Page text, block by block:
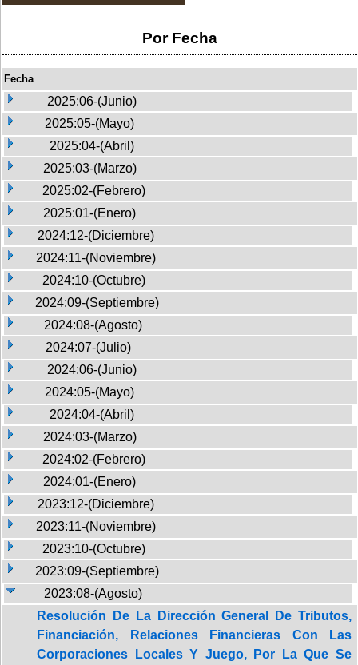
Por Fecha
Fecha
2025:06-(Junio)
2025:05-(Mayo)
2025:04-(Abril)
2025:03-(Marzo)
2025:02-(Febrero)
2025:01-(Enero)
2024:12-(Diciembre)
2024:11-(Noviembre)
2024:10-(Octubre)
2024:09-(Septiembre)
2024:08-(Agosto)
2024:07-(Julio)
2024:06-(Junio)
2024:05-(Mayo)
2024:04-(Abril)
2024:03-(Marzo)
2024:02-(Febrero)
2024:01-(Enero)
2023:12-(Diciembre)
2023:11-(Noviembre)
2023:10-(Octubre)
2023:09-(Septiembre)
2023:08-(Agosto)
Resolución De La Dirección General De Tributos,
Financiación, Relaciones Financieras Con Las
Corporaciones Locales Y Juego, Por La Que Se